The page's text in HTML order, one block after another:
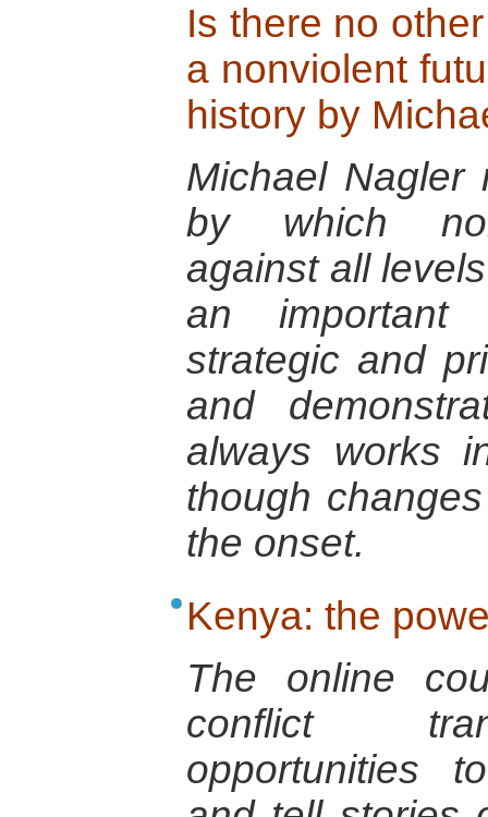
Is there no
a nonviolent
history by
Michael Nagler
by which
against all
an important
strategic and
and
always works
though
the onset.
Kenya: the
The online
conflict
opportunities